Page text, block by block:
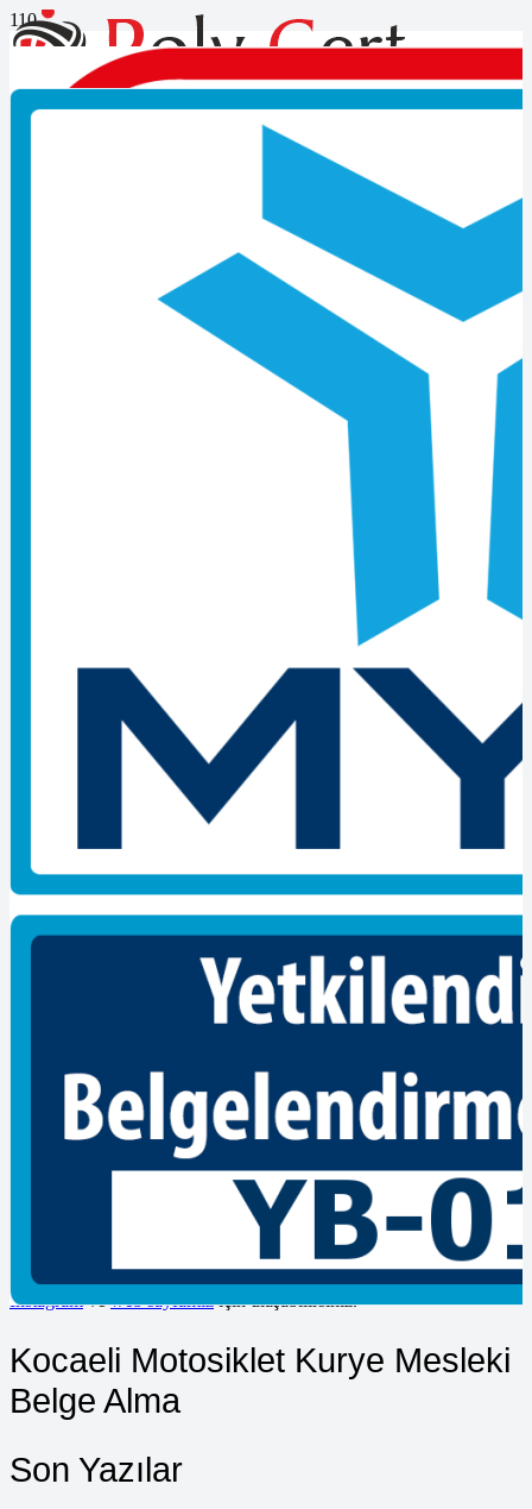
Kocaeli Motosiklet Kurye
Mesleki Belge Alma
Kocaeli Motosiklet Kurye Mesleki Belge Alma
Bir takım tehlikeli işler veya meslekler, sizden mesleki yeterlilik
belgesi talep etmektedir. Mesleki yeterlilik kurumu tarafından
yetkiye sahip kuruluşlar bulunmaktadır. Kalite güvencesi
sağlanmaktadır. Bir sistem aracılığıyla, tarafsız, güvenilir ve adil
yapılan ölçme değerlendirme sonucunda kişiye verilmektedir. Poly
Cert belgelendirme kuruluşlarınca, ulusal yeterliliklerde tanımlanan
esaslara göre uygulanan ölçme ve değerlendirme faaliyetlerinin
sonunda başarılı olabilen bireylere verilmektedir. Kişinin, söz
konusu yeterlilikte, bilgi, beceri ve yetkinliğe sahip olduğunu
belirten resmi bir belge olmaktadır. Mesleki yeterlilik belgesinin bir
çok avantajı olmaktadır. Ulusal yeterlilik sistemi, işsizliğin azalması,
ülkenin ekonomik durumu ve istihdamın artması için çeşitli katkılar
sağlamaktadır. Nitelikli istihdamın artması da daha kaliteli ürün ve
hizmet sunmayı sağlamaktadır. Böylelikle yaşam standartlarımızı
Tehlikeli ve Çok Tehlikeli meslek gruplarında çalışan işçilere,
yeterlilik belgesi mesleki yeterlilik kurumu tarafından zorunlu hale
gelmektedir. POLY CERT uzman ekip ve tecrübeli kadrosuyla
sizleri belgelendirme sınavına en iyi bir şekilde hazırlayıp süreci en
iyi şekilde yürütmektedir. Bir kurumun bu belgeyi verebilmesi için
kurumun yetkiye sahip olması gerekmektedir. Bu kuruluşlar, sadece
yetki kapsamındaki mesleklerde sınav uygularlar ve belgelendirme
yapabilirler. Pek çok işçinin ihtiyaç duyduğu bu belge, çeşitli
kurumlar tarafından sağlanmaktadır. Yeterlilik belgesi Mesleki
Yeterlilik Kurumu tarafından onaylanmış firmamıza başvuru
yapmanız sağlıklı, güvenli ve sorunsuz olacaktır.
Ayrıca bireyler iş yeri belgelendirme şartlarında en sağlıklı bir
şekilde sunar. Fakat adayların sahip olduğu Mesleki Yeterlilik
mesleki belgelendirme eğitimlerini barındıran kurumumuz sizin için
en iyi şekilde sunulmaktadır. Yetkili belgelendirme kuruluşu kişinin
başvurusunu uygun bulursa kişiyi değerlendirmeye tabi tutmaktadır.
Bu değerlendirme çeşitli sınav türlerini içerir. Değerlendirme
sonucunda başarılı bulunan adaylar mesleki yeterlilik belgesi sahip
olmaktadır. Mesleki yeterlilik belgesi kişinin mesleğini icra
etmesinde yeterli olduğunu göstermektedir. Kişinin işe alınması
sürecinde istenen belgeler arasında yer alabilmektedir. Mesleğin
gerektirdiği nitelikli, kaliteli ve belgeli iş gücüne daha kolay
ulaşabilmekte ve teşvik imkanlarından yararlanabilmektedir.
İnstagramveweb sayfamıziçin ulaşabilirsiniz.
Kocaeli Motosiklet Kurye Mesleki
Belge Alma
Son Yazılar